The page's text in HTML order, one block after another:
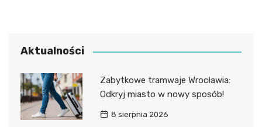
Aktualności
Zabytkowe tramwaje Wrocławia:
Odkryj miasto w nowy sposób!
8 sierpnia 2026